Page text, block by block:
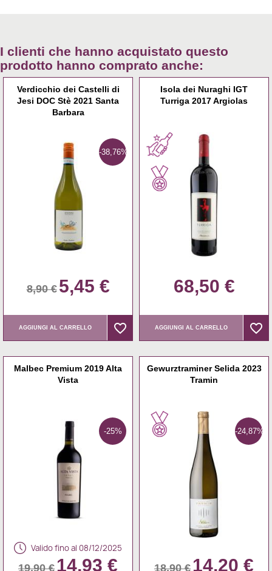
I clienti che hanno acquistato questo
prodotto hanno comprato anche:
Verdicchio dei Castelli di
Jesi DOC Stè 2021 Santa
Barbara
-38,76%
8,90 € 5,45 €
AGGIUNGI AL CARRELLO favorite_border
favorite_border
Isola dei Nuraghi IGT
Turriga 2017 Argiolas
68,50 €
AGGIUNGI AL CARRELLO favorite_border
favorite_border
Malbec Premium 2019 Alta
Vista
-25%
Valido fino al 08/12/2025
19,90 € 14,93 €
Gewurztraminer Selida 2023
Tramin
-24,87%
18,90 € 14,20 €